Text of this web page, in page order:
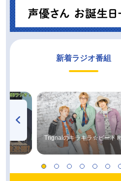
新着ラジオ番組
送部! Trignalのキラキラ☆ビートＲ